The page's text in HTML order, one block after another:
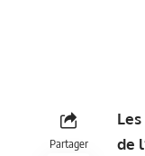
Partager
de